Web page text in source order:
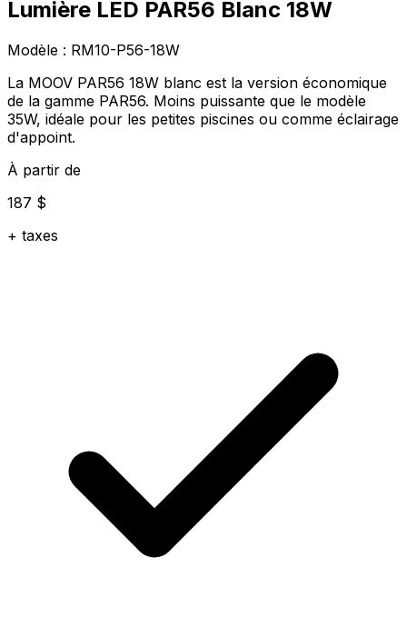
Lumière LED PAR56 Blanc 18W
Modèle : RM10-P56-18W
La MOOV PAR56 18W blanc est la version économique
de la gamme PAR56. Moins puissante que le modèle
35W, idéale pour les petites piscines ou comme éclairage
d'appoint.
À partir de
187 $
+ taxes